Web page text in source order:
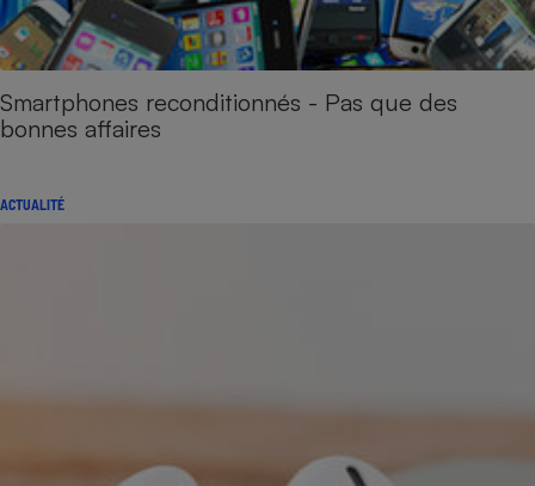
Smartphones reconditionnés - Pas que des
bonnes affaires
ACTUALITÉ